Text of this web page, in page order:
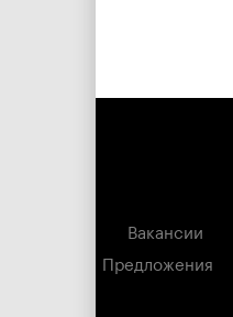
Вакансии
Предложения